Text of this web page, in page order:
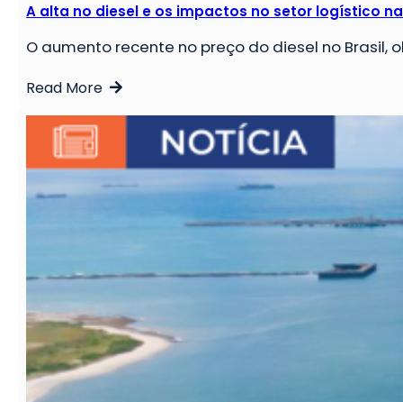
A alta no diesel e os impactos no setor logístico
O aumento recente no preço do diesel no Brasil,
Read More